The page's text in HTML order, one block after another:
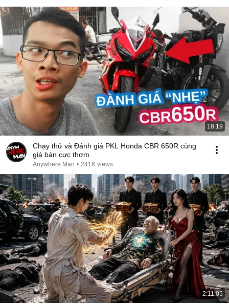
18:19
Chạy thử và Đánh giá PKL Honda CBR 650R cùng
giá bán cực thơm
Anywhere Man • 241K views
2:11:05